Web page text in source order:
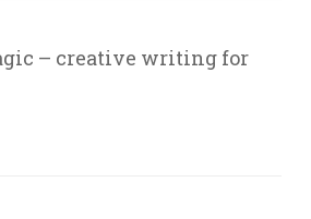
– creative writing for